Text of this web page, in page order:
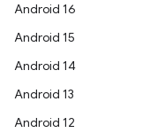
Android 16
Android 15
Android 14
Android 13
Android 12